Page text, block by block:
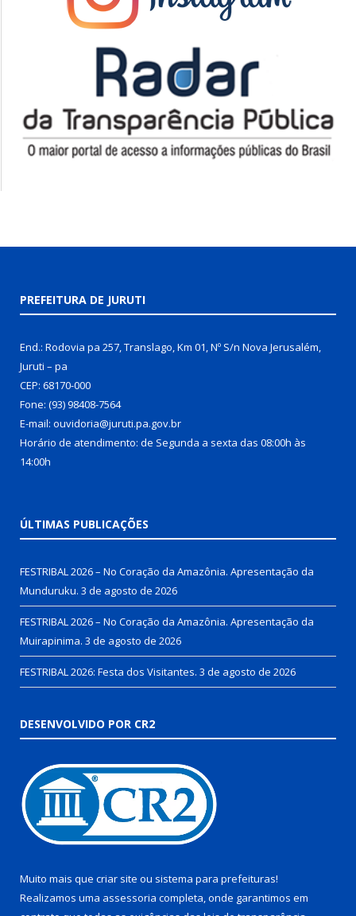
PREFEITURA DE JURUTI
End.: Rodovia pa 257, Translago, Km 01, Nº S/n Nova Jerusalém,
Juruti – pa
CEP: 68170-000
Fone: (93) 98408-7564
E-mail: ouvidoria@juruti.pa.gov.br
Horário de atendimento: de Segunda a sexta das 08:00h às
14:00h
ÚLTIMAS PUBLICAÇÕES
FESTRIBAL 2026 – No Coração da Amazônia. Apresentação da
Munduruku. 3 de agosto de 2026
FESTRIBAL 2026 – No Coração da Amazônia. Apresentação da
Muirapinima. 3 de agosto de 2026
FESTRIBAL 2026: Festa dos Visitantes. 3 de agosto de 2026
DESENVOLVIDO POR CR2
Muito mais que criar site ou sistema para prefeituras!
Realizamos uma assessoria completa, onde garantimos em